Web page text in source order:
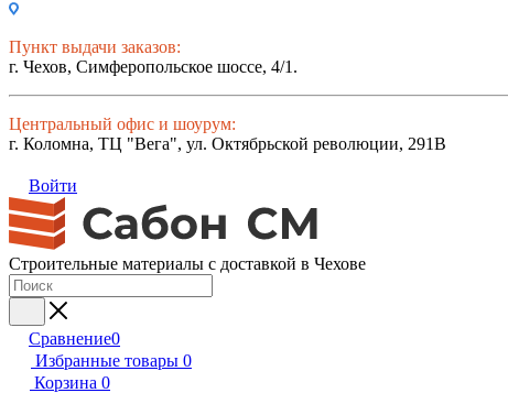
Пункт выдачи заказов:
г. Чехов, Симферопольское шоссе, 4/1.
Центральный офис и шоурум:
г. Коломна, ТЦ "Вега", ул. Октябрьской революции, 291В
Войти
Строительные материалы с доставкой в Чехове
Сравнение0
Избранные товары 0
Корзина 0